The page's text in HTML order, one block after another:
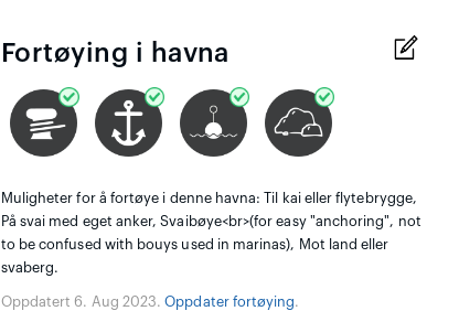
Fortøying i havna
Muligheter for å fortøye i denne havna: Til kai eller flytebrygge,
På svai med eget anker, Svaibøye<br>(for easy "anchoring", not
to be confused with bouys used in marinas), Mot land eller
svaberg.
Oppdatert 6. Aug 2023.Oppdater fortøying.